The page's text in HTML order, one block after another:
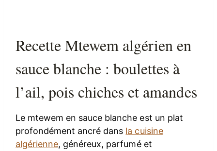
Recette Mtewem algérien en
sauce blanche : boulettes à
l’ail, pois chiches et amandes
Le mtewem en sauce blanche est un plat
profondément ancré dans la cuisine
algérienne, généreux, parfumé et